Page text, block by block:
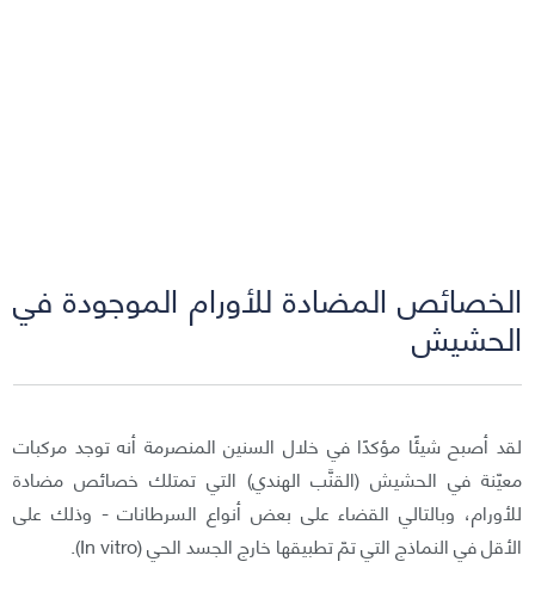
الخصائص المضادة للأورام الموجودة في
الحشيش
لقد أصبح شيئًا مؤكدًا في خلال السنين المنصرمة أنه توجد مركبات
معيّنة في الحشيش (القنَّب الهندي) التي تمتلك خصائص مضادة
للأورام، وبالتالي القضاء على بعض أنواع السرطانات - وذلك على
الأقل في النماذج التي تمّ تطبيقها خارج الجسد الحي (In vitro).